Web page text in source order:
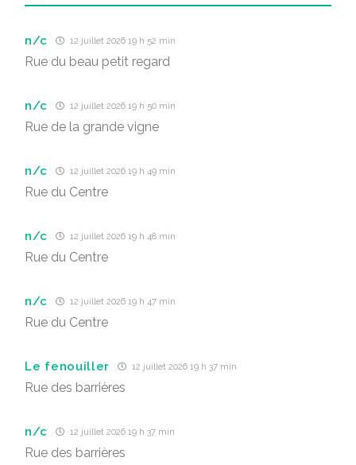
n/c 12 juillet 2026 19 h 52 min
Rue du beau petit regard
n/c 12 juillet 2026 19 h 50 min
Rue de la grande vigne
n/c 12 juillet 2026 19 h 49 min
Rue du Centre
n/c 12 juillet 2026 19 h 48 min
Rue du Centre
n/c 12 juillet 2026 19 h 47 min
Rue du Centre
Le fenouiller 12 juillet 2026 19 h 37 min
Rue des barrières
n/c 12 juillet 2026 19 h 37 min
Rue des barrières